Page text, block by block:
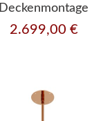
Deckenmontage
Regulärer Preis:
2.699,00 €